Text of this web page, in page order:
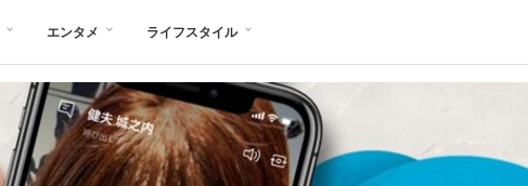
エンタメ ライフスタイル